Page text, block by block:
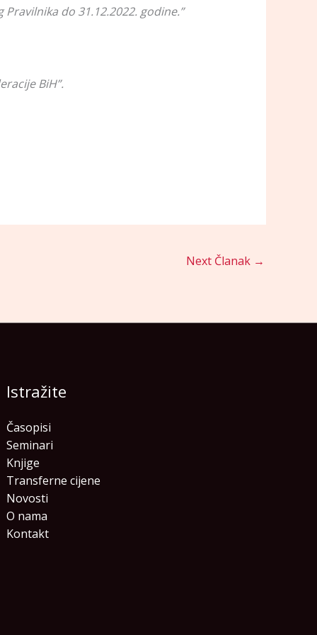
do 31.12.2022. godine.”
BiH”.
Next Članak →
Istražite
Časopisi
Seminari
Knjige
Transferne cijene
Novosti
O nama
Kontakt